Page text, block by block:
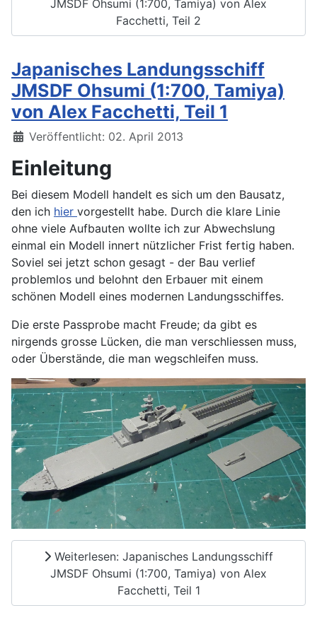
JMSDF Ohsumi (1:700, Tamiya) von Alex
Facchetti, Teil 2
Japanisches Landungsschiff
JMSDF Ohsumi (1:700, Tamiya)
von Alex Facchetti, Teil 1
Details
Veröffentlicht: 02. April 2013
Einleitung
Bei diesem Modell handelt es sich um den Bausatz,
den ich hier vorgestellt habe. Durch die klare Linie
ohne viele Aufbauten wollte ich zur Abwechslung
einmal ein Modell innert nützlicher Frist fertig haben.
Soviel sei jetzt schon gesagt - der Bau verlief
problemlos und belohnt den Erbauer mit einem
schönen Modell eines modernen Landungsschiffes.
Die erste Passprobe macht Freude; da gibt es
nirgends grosse Lücken, die man verschliessen muss,
oder Überstände, die man wegschleifen muss.
Weiterlesen: Japanisches Landungsschiff
JMSDF Ohsumi (1:700, Tamiya) von Alex
Facchetti, Teil 1